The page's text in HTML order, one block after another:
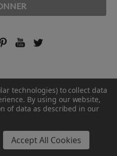
France.
technologies) to collect data
By using our website,
of data as described in our
Accept All Cookies